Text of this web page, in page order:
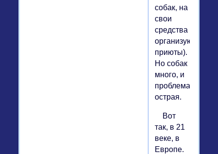
собак, на
свои
средства
организуют
приюты).
Но собак
много, и
проблема
острая.
Вот
так, в 21
веке, в
Европе.